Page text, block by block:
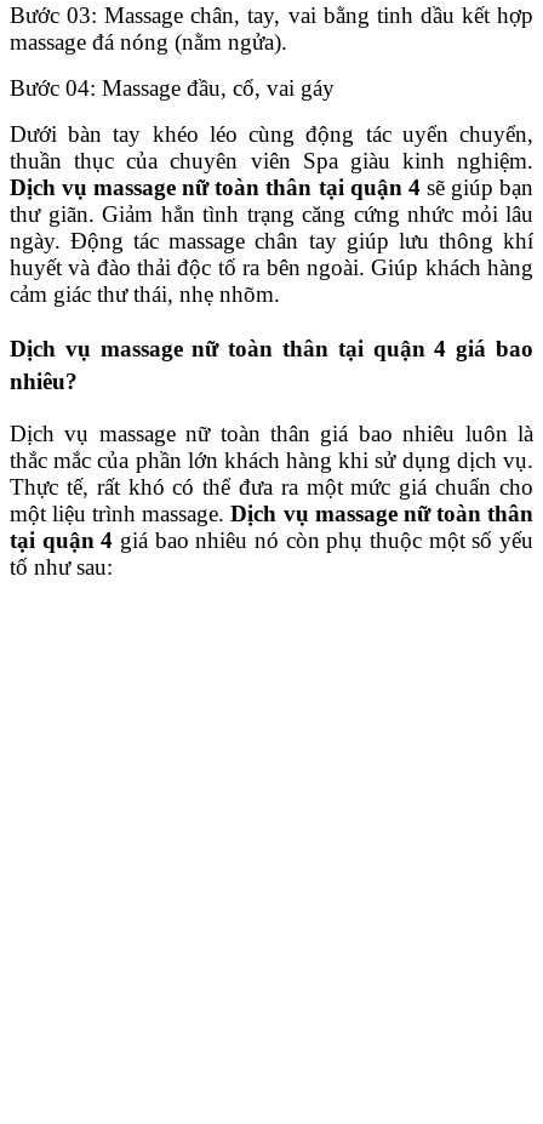
Bước 03: Massage chân, tay, vai bằng tinh dầu kết hợp
massage đá nóng (nằm ngửa).
Bước 04: Massage đầu, cổ, vai gáy
Dưới bàn tay khéo léo cùng động tác uyển chuyển,
thuần thục của chuyên viên Spa giàu kinh nghiệm.
Dịch vụ massage nữ toàn thân tại quận 4sẽ giúp bạn
thư giãn. Giảm hẳn tình trạng căng cứng nhức mỏi lâu
ngày. Động tác massage chân tay giúp lưu thông khí
huyết và đào thải độc tố ra bên ngoài. Giúp khách hàng
cảm giác thư thái, nhẹ nhõm.
Dịch vụ massage nữ toàn thân tại quận 4 giá bao
nhiêu?
Dịch vụ massage nữ toàn thân giá bao nhiêu luôn là
thắc mắc của phần lớn khách hàng khi sử dụng dịch vụ.
Thực tế, rất khó có thể đưa ra một mức giá chuẩn cho
một liệu trình massage.Dịch vụ massage nữ toàn thân
tại quận 4 giá bao nhiêu nó còn phụ thuộc một số yếu
tố như sau: